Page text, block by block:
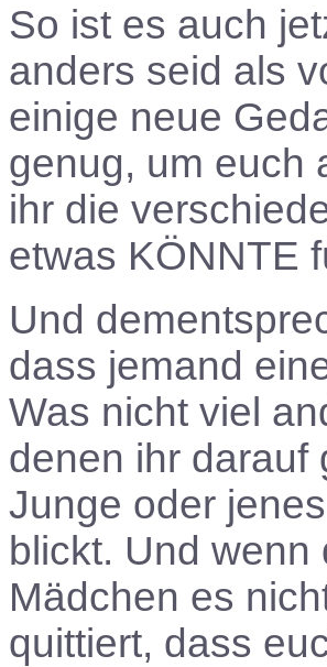
So ist es auch
anders seid als
einige neue
genug, um euch
ihr die
etwas KÖNNTE
Und
dass jemand
Was nicht viel
denen ihr darauf
Junge oder
blickt. Und
Mädchen es
quittiert, dass